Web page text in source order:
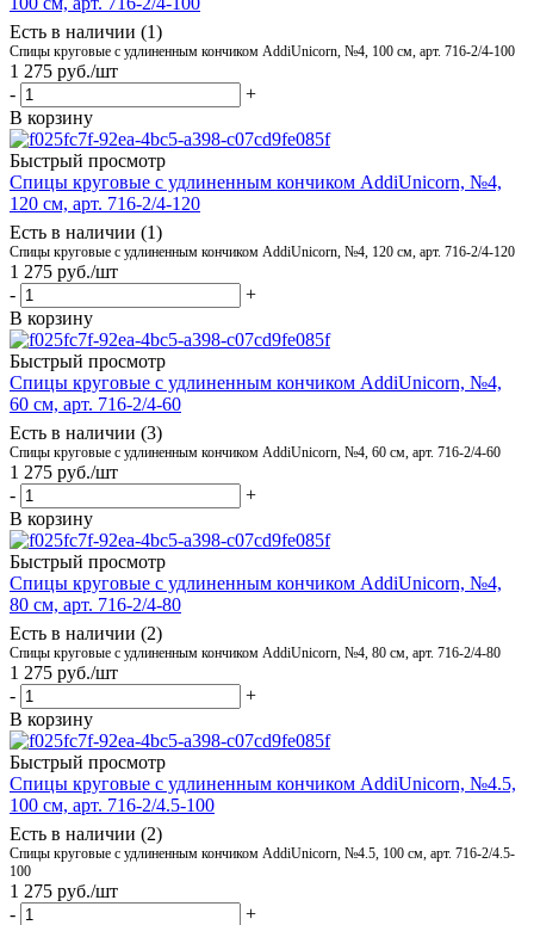
Есть в наличии (1)
Спицы круговые с удлиненным кончиком AddiUnicorn, №4, 100 см, арт. 716-2/4-100
1 275 руб./шт
-
+
В корзину
Быстрый просмотр
Спицы круговые с удлиненным кончиком AddiUnicorn, №4,
120 см, арт. 716-2/4-120
Есть в наличии (1)
Спицы круговые с удлиненным кончиком AddiUnicorn, №4, 120 см, арт. 716-2/4-120
1 275 руб./шт
-
+
В корзину
Быстрый просмотр
Спицы круговые с удлиненным кончиком AddiUnicorn, №4,
60 см, арт. 716-2/4-60
Есть в наличии (3)
Спицы круговые с удлиненным кончиком AddiUnicorn, №4, 60 см, арт. 716-2/4-60
1 275 руб./шт
-
+
В корзину
Быстрый просмотр
Спицы круговые с удлиненным кончиком AddiUnicorn, №4,
80 см, арт. 716-2/4-80
Есть в наличии (2)
Спицы круговые с удлиненным кончиком AddiUnicorn, №4, 80 см, арт. 716-2/4-80
1 275 руб./шт
-
+
В корзину
Быстрый просмотр
Спицы круговые с удлиненным кончиком AddiUnicorn, №4.5,
100 см, арт. 716-2/4.5-100
Есть в наличии (2)
Спицы круговые с удлиненным кончиком AddiUnicorn, №4.5, 100 см, арт. 716-2/4.5-
100
1 275 руб./шт
-
+